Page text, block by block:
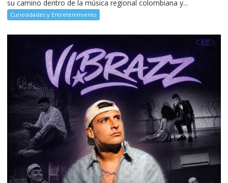
su camino dentro de la música regional colombiana y...
Curiosidades y Entretenimiento